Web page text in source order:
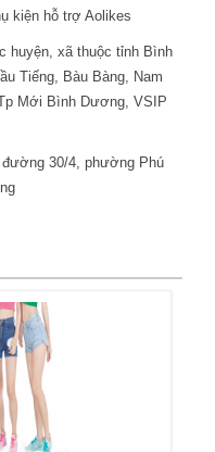
kiện hỗ trợ Aolikes
huyện, xã thuộc tỉnh Bình
Tiếng, Bàu Bàng, Nam
Mới Bình Dương, VSIP
30/4, phường Phú